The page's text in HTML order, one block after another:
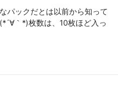
パックだとは以前から知って
｀*)枚数は、10枚ほど入っ